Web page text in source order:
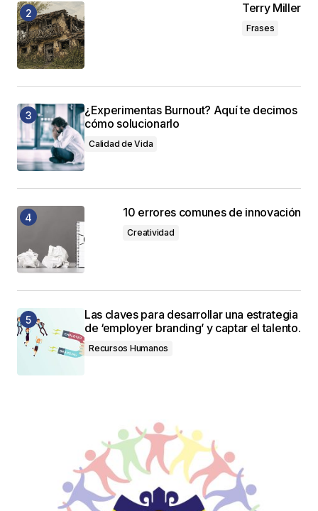
Terry Miller
Frases
¿Experimentas Burnout? Aquí te decimos
cómo solucionarlo
Calidad de Vida
10 errores comunes de innovación
Creatividad
Las claves para desarrollar una estrategia
de ‘employer branding’ y captar el talento.
Recursos Humanos